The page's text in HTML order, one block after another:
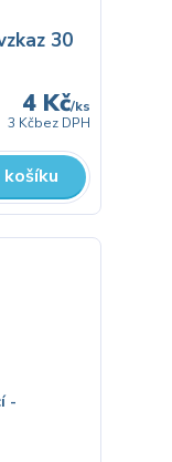
30
4 Kč/ks
3 Kčbez DPH